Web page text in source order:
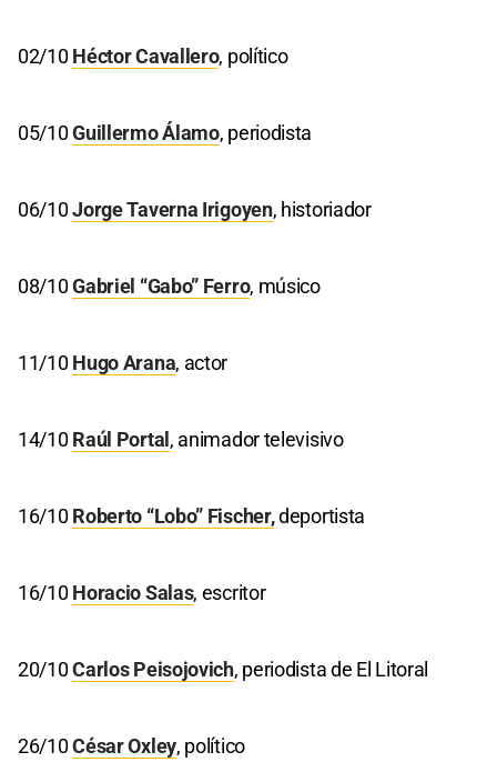
02/10Héctor Cavallero, político
05/10Guillermo Álamo, periodista
06/10Jorge Taverna Irigoyen, historiador
08/10Gabriel “Gabo” Ferro, músico
11/10Hugo Arana, actor
14/10Raúl Portal, animador televisivo
16/10Roberto “Lobo” Fischer,deportista
16/10Horacio Salas, escritor
20/10Carlos Peisojovich, periodista de El Litoral
26/10César Oxley, político